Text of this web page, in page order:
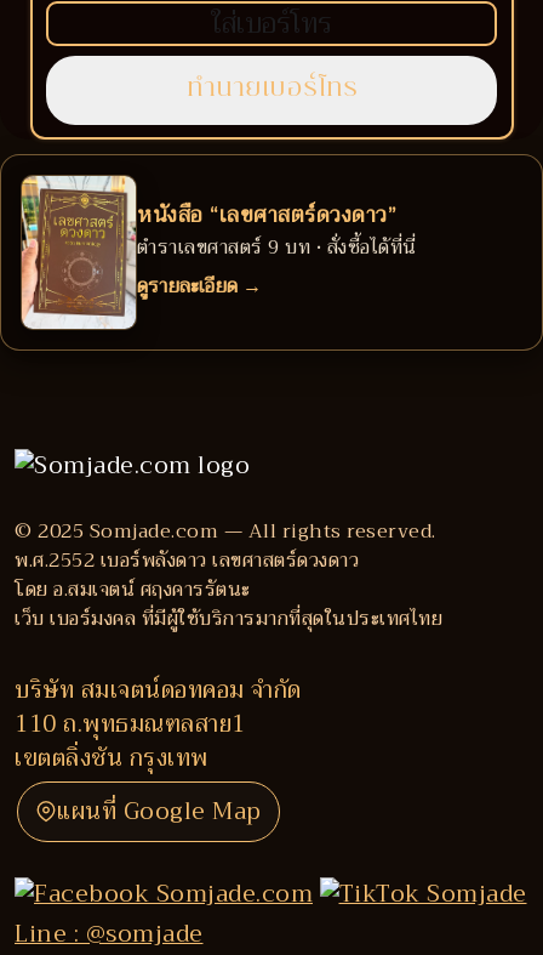
หนังสือ “เลขศาสตร์ดวงดาว”
ตำราเลขศาสตร์ 9 บท • สั่งซื้อได้ที่นี่
ดูรายละเอียด →
© 2025 Somjade.com — All rights reserved.
พ.ศ.2552 เบอร์พลังดาว เลขศาสตร์ดวงดาว
โดย อ.สมเจตน์ ศฤงคารรัตนะ
เว็บ เบอร์มงคล ที่มีผู้ใช้บริการมากที่สุดในประเทศไทย
บริษัท สมเจตน์ดอทคอม จำกัด
110 ถ.พุทธมณฑลสาย1
เขตตลิ่งชัน กรุงเทพ
แผนที่ Google Map
Line : @somjade